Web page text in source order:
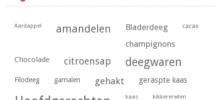
Aardappel amandelen Bladerdeeg cacao
champignons
Chocolade citroensap deegwaren
Filodeeg garnalen gehakt geraspte kaas
kaas kikkererwten